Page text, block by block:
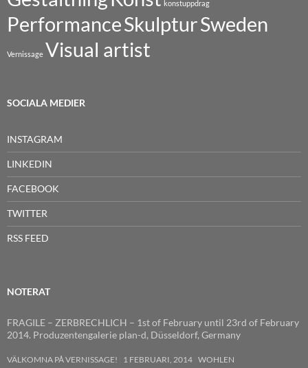
konstuppdrag
PerformanceSkulpturSweden
Vernissage Visual artist
SOCIALA MEDIER
INSTAGRAM
LINKEDIN
FACEBOOK
TWITTER
RSS FEED
NOTERAT
FRAGILE – ZERBRECHLICH – 1st of February until 23rd of February
2014. Produzentengalerie plan-d, Düsseldorf, Germany
VÄLKOMNA PÅ VERNISSAGE! 1 FEBRUARI, 2014 WOHLEN